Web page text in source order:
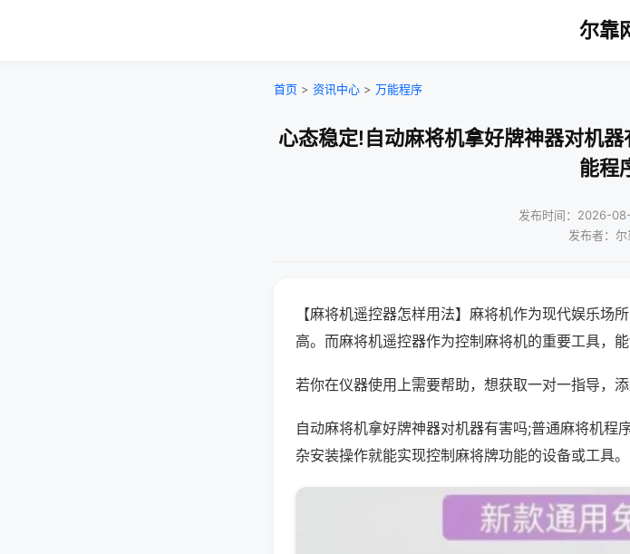
尔靠
首页 > 资讯中心 > 万能程序
心态稳定!自动麻将机拿好牌神器对机
能程
发布时间：2026-
发布者：尔
【麻将机遥控器怎样用法】麻将机作为现代娱乐场
高。而麻将机遥控器作为控制麻将机的重要工具，
若你在仪器使用上需要帮助，想获取一对一指导，
自动麻将机拿好牌神器对机器有害吗;普通麻将机程
杂安装操作就能实现控制麻将牌功能的设备或工具。